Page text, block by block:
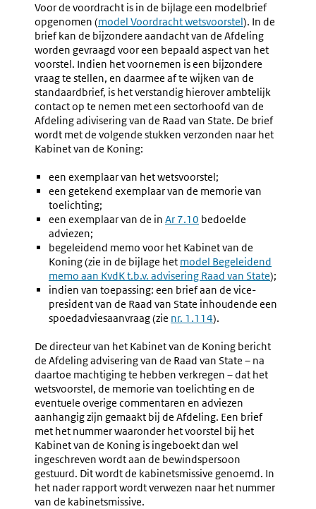
Voor de voordracht is in de bijlage een modelbrief
opgenomen (model Voordracht wetsvoorstel). In de
brief kan de bijzondere aandacht van de Afdeling
worden gevraagd voor een bepaald aspect van het
voorstel. Indien het voornemen is een bijzondere
vraag te stellen, en daarmee af te wijken van de
standaardbrief, is het verstandig hierover ambtelijk
contact op te nemen met een sectorhoofd van de
Afdeling adivisering van de Raad van State. De brief
wordt met de volgende stukken verzonden naar het
Kabinet van de Koning:
een exemplaar van het wetsvoorstel;
een getekend exemplaar van de memorie van
toelichting;
een exemplaar van de in Ar 7.10 bedoelde
adviezen;
begeleidend memo voor het Kabinet van de
Koning (zie in de bijlage het model Begeleidend
memo aan KvdK t.b.v. advisering Raad van State);
indien van toepassing: een brief aan de vice-
president van de Raad van State inhoudende een
spoedadviesaanvraag (zie nr. 1.114).
De directeur van het Kabinet van de Koning bericht
de Afdeling advisering van de Raad van State – na
daartoe machtiging te hebben verkregen – dat het
wetsvoorstel, de memorie van toelichting en de
eventuele overige commentaren en adviezen
aanhangig zijn gemaakt bij de Afdeling. Een brief
met het nummer waaronder het voorstel bij het
Kabinet van de Koning is ingeboekt dan wel
ingeschreven wordt aan de bewindspersoon
gestuurd. Dit wordt de kabinetsmissive genoemd. In
het nader rapport wordt verwezen naar het nummer
van de kabinetsmissive.